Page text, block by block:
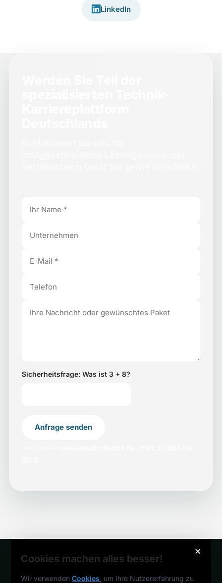
LinkedIn
Sicherheitsfrage: Was ist 3 + 8?
Anfrage senden
×
Cookies machen alles besser!
Wir verwenden Cookies , um Ihre Nutzererfahrung zu